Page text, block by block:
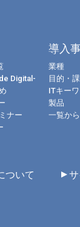
Digital-
ナー
導入
業種
目的・
ITキー
製品
一覧か
ついて